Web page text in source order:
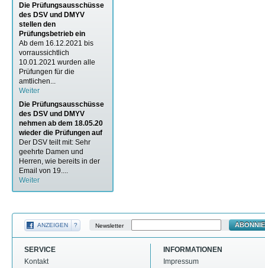
Die Prüfungsausschüsse
des DSV und DMYV
stellen den
Prüfungsbetrieb ein
Ab dem 16.12.2021 bis
vorraussichtlich
10.01.2021 wurden alle
Prüfungen für die
amtlichen...
Weiter
Die Prüfungsausschüsse
des DSV und DMYV
nehmen ab dem 18.05.20
wieder die Prüfungen auf
Der DSV teilt mit: Sehr
geehrte Damen und
Herren, wie bereits in der
Email von 19....
Weiter
ANZEIGEN ? Newsletter
SERVICE
Kontakt
INFORMATIONEN
Impressum